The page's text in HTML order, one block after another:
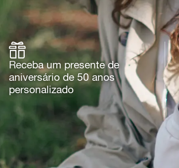
Receba um presente de
aniversário de 50 anos
personalizado